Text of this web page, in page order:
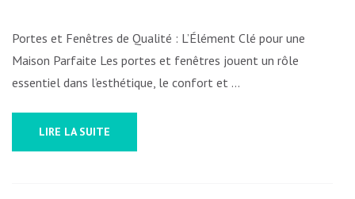
Portes et Fenêtres de Qualité : L’Élément Clé pour une
Maison Parfaite Les portes et fenêtres jouent un rôle
essentiel dans l’esthétique, le confort et …
LIRE LA SUITE